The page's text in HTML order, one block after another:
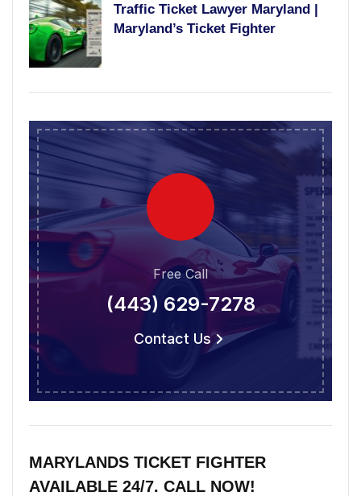
Traffic Ticket Lawyer Maryland |
Maryland’s Ticket Fighter
Free Call
(443) 629-7278
Contact Us
MARYLANDS TICKET FIGHTER
AVAILABLE 24/7. CALL NOW!